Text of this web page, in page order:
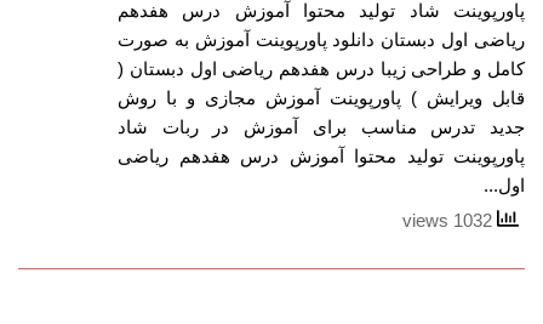
پاورپوینت شاد تولید محتوا آموزش درس هفدهم
ریاضی اول دبستان دانلود پاورپوینت آموزش به صورت
کامل و طراحی زیبا درس هفدهم ریاضی اول دبستان (
قابل ویرایش ) پاورپوینت آموزش مجازی و با روش
جدید تدرس مناسب برای آموزش در ربات شاد
پاورپوینت تولید محتوا آموزش درس هفدهم ریاضی
اول...